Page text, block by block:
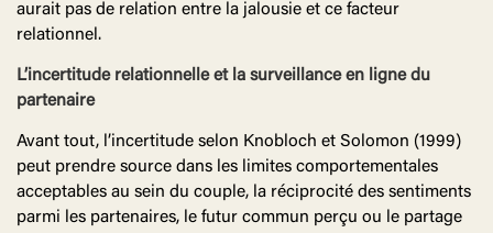
aurait pas de relation entre la jalousie et ce facteur
relationnel.
L’incertitude relationnelle et la surveillance en ligne du
partenaire
Avant tout, l’incertitude selon Knobloch et Solomon (1999)
peut prendre source dans les limites comportementales
acceptables au sein du couple, la réciprocité des sentiments
parmi les partenaires, le futur commun perçu ou le partage